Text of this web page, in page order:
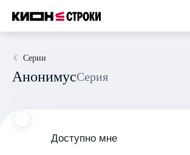
Серии
Анонимус Серия
Доступно мне